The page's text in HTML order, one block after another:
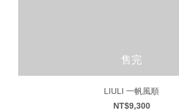
售完
LIULI 一帆風順
NT$9,300